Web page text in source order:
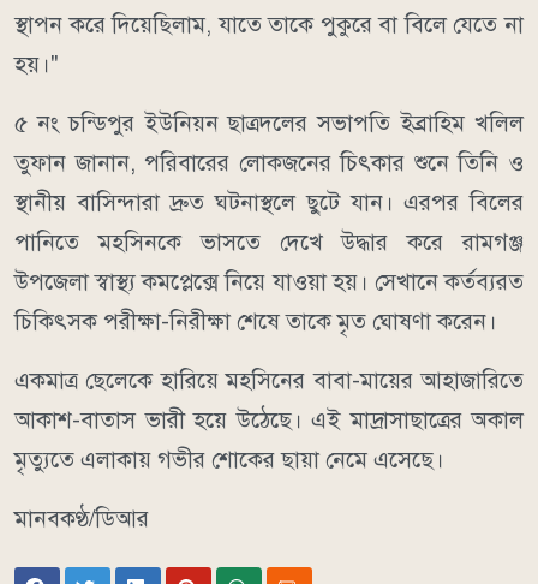
স্থাপন করে দিয়েছিলাম, যাতে তাকে পুকুরে বা বিলে যেতে না
হয়।"
৫ নং চন্ডিপুর ইউনিয়ন ছাত্রদলের সভাপতি ইব্রাহিম খলিল
তুফান জানান, পরিবারের লোকজনের চিৎকার শুনে তিনি ও
স্থানীয় বাসিন্দারা দ্রুত ঘটনাস্থলে ছুটে যান। এরপর বিলের
পানিতে মহসিনকে ভাসতে দেখে উদ্ধার করে রামগঞ্জ
উপজেলা স্বাস্থ্য কমপ্লেক্সে নিয়ে যাওয়া হয়। সেখানে কর্তব্যরত
চিকিৎসক পরীক্ষা-নিরীক্ষা শেষে তাকে মৃত ঘোষণা করেন।
একমাত্র ছেলেকে হারিয়ে মহসিনের বাবা-মায়ের আহাজারিতে
আকাশ-বাতাস ভারী হয়ে উঠেছে। এই মাদ্রাসাছাত্রের অকাল
মৃত্যুতে এলাকায় গভীর শোকের ছায়া নেমে এসেছে।
মানবকণ্ঠ/ডিআর